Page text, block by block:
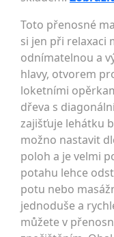
Toto přenosné
si jen při relaxaci
odnímatelnou a
hlavy, otvorem
loketními
dřeva s
zajišťuje lehátku
možno nastavit
poloh a je velmi
potahu lehce
potu nebo
jednoduše a
můžete v